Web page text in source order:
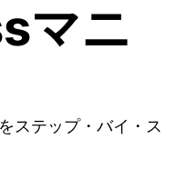
マニ
ステップ・バイ・ス